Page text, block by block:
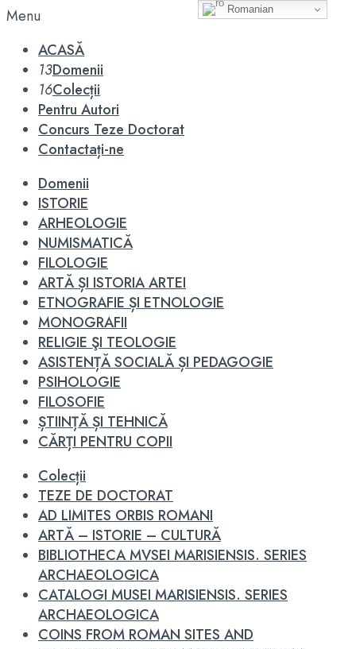
Menu
ACASĂ
13Domenii
16Colecții
Pentru Autori
Concurs Teze Doctorat
Contactați-ne
Domenii
ISTORIE
ARHEOLOGIE
NUMISMATICĂ
FILOLOGIE
ARTĂ ȘI ISTORIA ARTEI
ETNOGRAFIE ȘI ETNOLOGIE
MONOGRAFII
RELIGIE ŞI TEOLOGIE
ASISTENȚĂ SOCIALĂ ȘI PEDAGOGIE
PSIHOLOGIE
FILOSOFIE
ȘTIINȚĂ ȘI TEHNICĂ
CĂRȚI PENTRU COPII
Colecții
TEZE DE DOCTORAT
AD LIMITES ORBIS ROMANI
ARTĂ – ISTORIE – CULTURĂ
BIBLIOTHECA MVSEI MARISIENSIS. SERIES
ARCHAEOLOGICA
CATALOGI MUSEI MARISIENSIS. SERIES
ARCHAEOLOGICA
COINS FROM ROMAN SITES AND
Romanian